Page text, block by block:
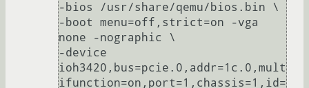
-bios /usr/share/qemu/bios.bin \
-boot menu=off,strict=on -vga
none -nographic \
-device
ioh3420,bus=pcie.0,addr=1c.0,mult
ifunction=on,port=1,chassis=1,id=